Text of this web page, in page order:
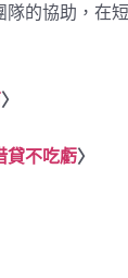
的協助，在
〉
貸不吃虧〉